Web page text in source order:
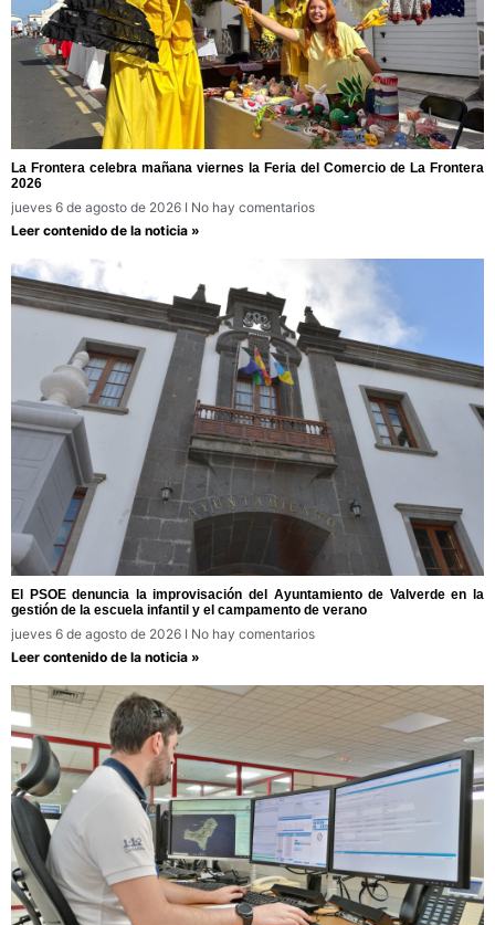
La Frontera celebra mañana viernes la Feria del Comercio de La Frontera
2026
jueves 6 de agosto de 2026
No hay comentarios
Leer contenido de la noticia »
El PSOE denuncia la improvisación del Ayuntamiento de Valverde en la
gestión de la escuela infantil y el campamento de verano
jueves 6 de agosto de 2026
No hay comentarios
Leer contenido de la noticia »